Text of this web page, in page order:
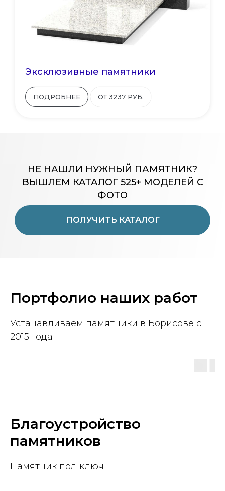
Эксклюзивные памятники
ПОДРОБНЕЕ ОТ 3237 РУБ.
ПОЛУЧИТЬ КАТАЛОГ
НЕ НАШЛИ НУЖНЫЙ ПАМЯТНИК?
ВЫШЛЕМ КАТАЛОГ 525+ МОДЕЛЕЙ С
ФОТО
Портфолио наших работ
Устанавливаем памятники в Борисове с
2015 года
Благоустройство
памятников
Памятник под ключ